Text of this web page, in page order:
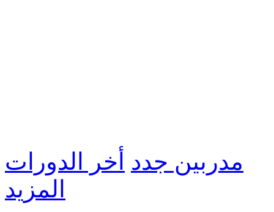
مدربين جدد أخر الدورات
المزيد